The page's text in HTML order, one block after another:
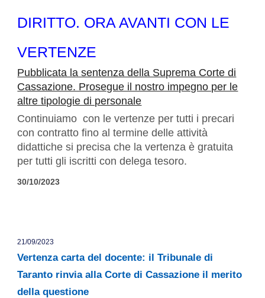
DIRITTO. ORA AVANTI CON LE
VERTENZE
Pubblicata la sentenza della Suprema Corte di
Cassazione. Prosegue il nostro impegno per le
altre tipologie di personale
Continuiamo con le vertenze per tutti i precari
con contratto fino al termine delle attività
didattiche si precisa che la vertenza è gratuita
per tutti gli iscritti con delega tesoro.
30/10/2023
21/09/2023
Vertenza carta del docente: il Tribunale di
Taranto rinvia alla Corte di Cassazione il merito
della questione